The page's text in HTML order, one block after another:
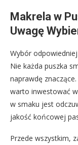
Makrela w
Uwagę
Wybór
Nie każda puszka
naprawdę
warto inwestować
w smaku jest
jakość końcowej
Przede wszystkim,